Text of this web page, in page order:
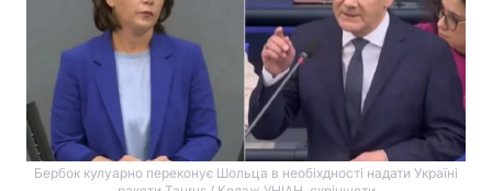
Бербок кулуарно переконує Шольца в необіхдності надати Україні